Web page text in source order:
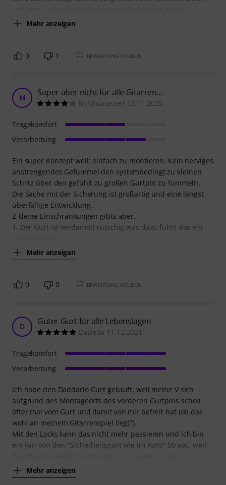
Mehr anzeigen
0 1 BEWERTUNG MELDEN
M Super aber nicht für alle Gitarren…
Milchstrasse7 13.11.2025
Ein super Konzept weil: einfach zu montieren. Kein nerviges
anstrengendes Gefummel den systembedingt zu kleinen
Schlitz über den gefühlt zu großen Gurtpin zu fummeln.
Die Sache mit der Sicherung ist großartig und eine längst
überfällige Entwicklung.
2 kleine Einschränkungen gibts aber.
1. Der Gurt ist verdammt rutschig was dazu führt das ein
Mehr anzeigen
Tragekomfort
Verarbeitung
0 0 BEWERTUNG MELDEN
D Guter Gurt für alle Lebenslagen
DaBeda 11.12.2021
Ich habe den Daddario Gurt gekauft, weil meine V sich
aufgrund des Montageorts des vorderen Gurtpins schon
öfter mal vom Gurt und damit von mir befreit hat (ob das
wohl an meinem Gitarrenspiel liegt?).
Mit den Locks kann das nicht mehr passieren und ich bin
ein Fan von den "Sicherheitsgurt wie im Auto" Straps, weil
Mehr anzeigen
Tragekomfort
Verarbeitung